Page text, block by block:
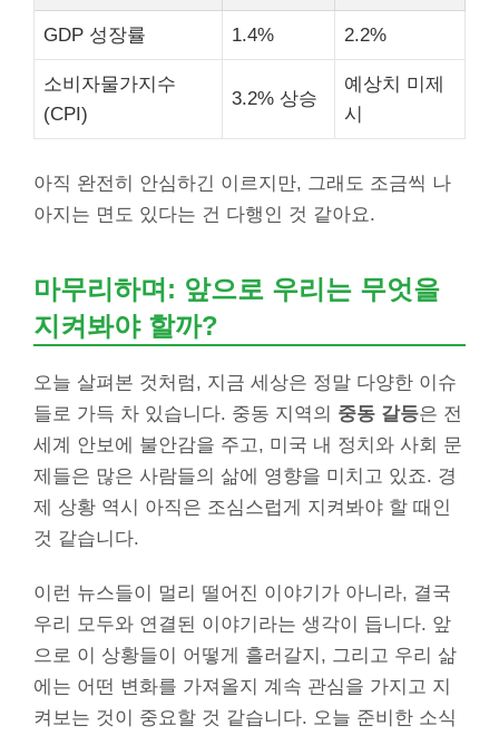
GDP 성장률 1.4% 2.2%
소비자물가지수
(CPI)
3.2% 상승
예상치 미제
시
아직 완전히 안심하긴 이르지만, 그래도 조금씩 나
아지는 면도 있다는 건 다행인 것 같아요.
마무리하며: 앞으로 우리는 무엇을
지켜봐야 할까?
오늘 살펴본 것처럼, 지금 세상은 정말 다양한 이슈
들로 가득 차 있습니다. 중동 지역의 중동 갈등은 전
세계 안보에 불안감을 주고, 미국 내 정치와 사회 문
제들은 많은 사람들의 삶에 영향을 미치고 있죠. 경
제 상황 역시 아직은 조심스럽게 지켜봐야 할 때인
것 같습니다.
이런 뉴스들이 멀리 떨어진 이야기가 아니라, 결국
우리 모두와 연결된 이야기라는 생각이 듭니다. 앞
으로 이 상황들이 어떻게 흘러갈지, 그리고 우리 삶
에는 어떤 변화를 가져올지 계속 관심을 가지고 지
켜보는 것이 중요할 것 같습니다. 오늘 준비한 소식